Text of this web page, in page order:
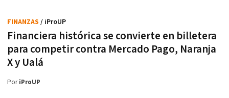
Financiera histórica se convierte en billetera
para competir contra Mercado Pago, Naranja
X y Ualá
FINANZAS / iProUP
PoriProUP